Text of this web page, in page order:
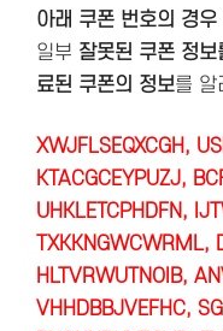
아래 쿠폰 번호의 경
일부 잘못된 쿠폰 정
료된 쿠폰의 정보를 알
XWJFLSEQXCGH,
KTACGCEYPUZJ,
UHKLETCPHDFN,
TXKKNGWCWRML,
HLTVRWUTNOIB,
VHHDBBJVEFHC,